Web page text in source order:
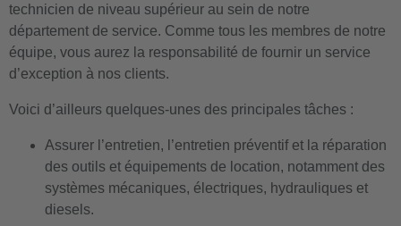
technicien de niveau supérieur au sein de notre
département de service. Comme tous les membres de notre
équipe, vous aurez la responsabilité de fournir un service
d’exception à nos clients.
Voici d’ailleurs quelques-unes des principales tâches :
Assurer l’entretien, l’entretien préventif et la réparation
des outils et équipements de location, notamment des
systèmes mécaniques, électriques, hydrauliques et
diesels.